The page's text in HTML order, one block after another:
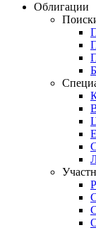
Облигации